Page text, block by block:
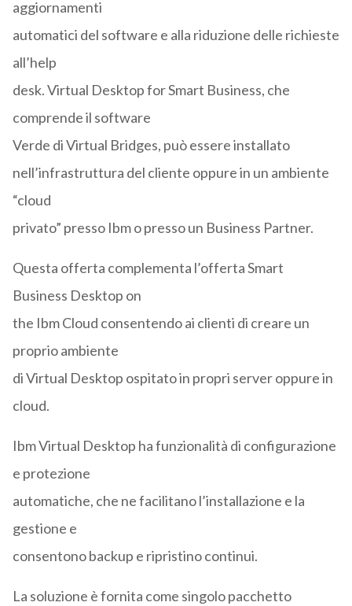
aggiornamenti
automatici del software e alla riduzione delle richieste
all’help
desk. Virtual Desktop for Smart Business, che
comprende il software
Verde di Virtual Bridges, può essere installato
nell’infrastruttura del cliente oppure in un ambiente
“cloud
privato” presso Ibm o presso un Business Partner.
Questa offerta complementa l’offerta Smart
Business Desktop on
the Ibm Cloud consentendo ai clienti di creare un
proprio ambiente
di Virtual Desktop ospitato in propri server oppure in
cloud.
Ibm Virtual Desktop ha funzionalità di configurazione
e protezione
automatiche, che ne facilitano l’installazione e la
gestione e
consentono backup e ripristino continui.
La soluzione è fornita come singolo pacchetto